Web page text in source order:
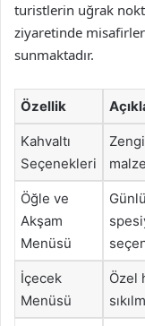
turistlerin uğrak
ziyaretinde
sunmaktadır.
Özellik
Kahvaltı
Seçenekleri
Öğle ve
Akşam
Menüsü
İçecek
Menüsü
Özel